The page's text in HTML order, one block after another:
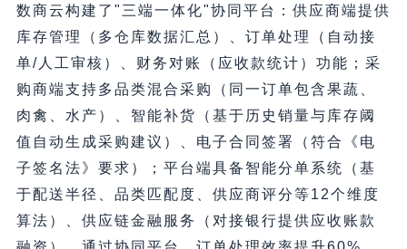
数商云构建了"三端一体化"协同平台：供应商端提供
库存管理（多仓库数据汇总）、订单处理（自动接
单/人工审核）、财务对账（应收款统计）功能；采
购商端支持多品类混合采购（同一订单包含果蔬、
肉禽、水产）、智能补货（基于历史销量与库存阈
值自动生成采购建议）、电子合同签署（符合《电
子签名法》要求）；平台端具备智能分单系统（基
于配送半径、品类匹配度、供应商评分等12个维度
算法）、供应链金融服务（对接银行提供应收账款